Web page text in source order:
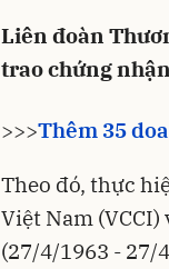
Liên đoàn
trao chứng
>>>Thêm 35
Theo đó, thực
Việt Nam (VCCI)
(27/4/1963 - 27/